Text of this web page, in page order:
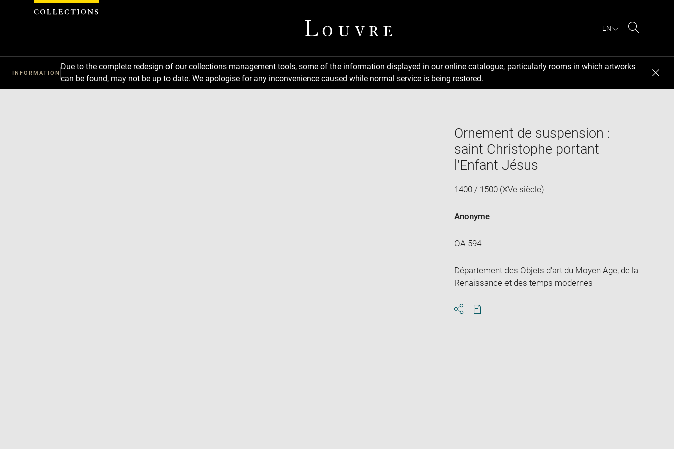
EN
INFORMATION
Due to the complete redesign of our collections management tools, some of the information displayed in our online catalogue, particularly rooms in which artworks
can be found, may not be up to date. We apologise for any inconvenience caused while normal service is being restored.
Ornement de suspension :
saint Christophe portant
l'Enfant Jésus
1400 / 1500 (XVe siècle)
Anonyme
OA 594
Département des Objets d'art du Moyen Age, de la
Renaissance et des temps modernes
Cookies management panel